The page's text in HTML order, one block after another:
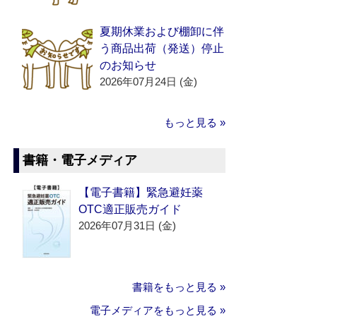
夏期休業および棚卸に伴
う商品出荷（発送）停止
のお知らせ
2026年07月24日 (金)
もっと見る »
書籍・電子メディア
【電子書籍】緊急避妊薬
OTC適正販売ガイド
2026年07月31日 (金)
書籍をもっと見る »
電子メディアをもっと見る »